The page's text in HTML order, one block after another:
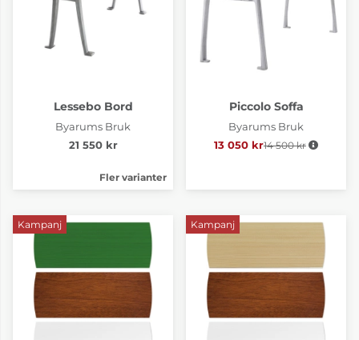
Lessebo Bord
Byarums Bruk
21 550 kr
Fler varianter
Piccolo Soffa
Byarums Bruk
13 050 krOrdinarie pris:
14 500 kr
Kampanj Kampanj